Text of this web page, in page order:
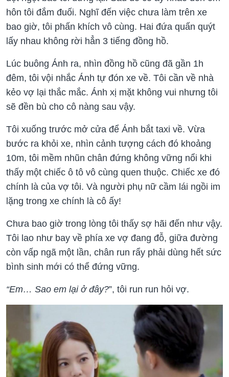
hôn tôi đắm đuối. Nghĩ đến việc chưa làm trên xe
bao giờ, tôi phấn khích vô cùng. Hai đứa quấn quýt
lấy nhau không rời hẳn 3 tiếng đồng hồ.
Lúc buông Ánh ra, nhìn đồng hồ cũng đã gần 1h
đêm, tôi vội nhắc Ánh tự đón xe về. Tôi cần về nhà
kẻo vợ lại thắc mắc. Ánh xị mặt không vui nhưng tôi
sẽ đền bù cho cô nàng sau vậy.
Tôi xuống trước mở cửa để Ánh bắt taxi về. Vừa
bước ra khỏi xe, nhìn cảnh tượng cách đó khoảng
10m, tôi mềm nhũn chân đứng không vững nổi khi
thấy một chiếc ô tô vô cùng quen thuộc. Chiếc xe đó
chính là của vợ tôi. Và người phụ nữ cầm lái ngồi im
lặng trong xe chính là cô ấy!
Chưa bao giờ trong lòng tôi thấy sợ hãi đến như vậy.
Tôi lao như bay về phía xe vợ đang đỗ, giữa đường
còn vấp ngã một lần, chân run rẩy phải dùng hết sức
bình sinh mới có thể đứng vững.
“Em… Sao em lại ở đây?”, tôi run run hỏi vợ.